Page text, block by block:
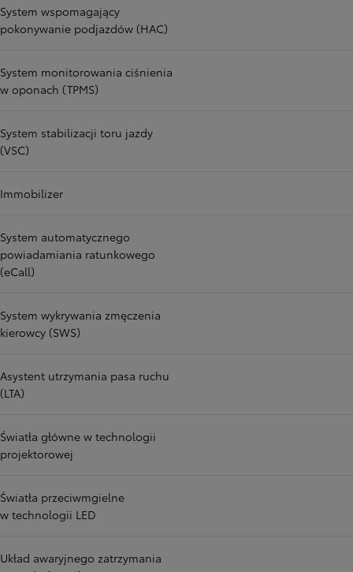
System wspomagający
pokonywanie podjazdów (HAC)
System monitorowania ciśnienia
w oponach (TPMS)
System stabilizacji toru jazdy
(VSC)
Immobilizer
System automatycznego
powiadamiania ratunkowego
(eCall)
System wykrywania zmęczenia
kierowcy (SWS)
Asystent utrzymania pasa ruchu
(LTA)
Światła główne w technologii
projektorowej
Światła przeciwmgielne
w technologii LED
Układ awaryjnego zatrzymania